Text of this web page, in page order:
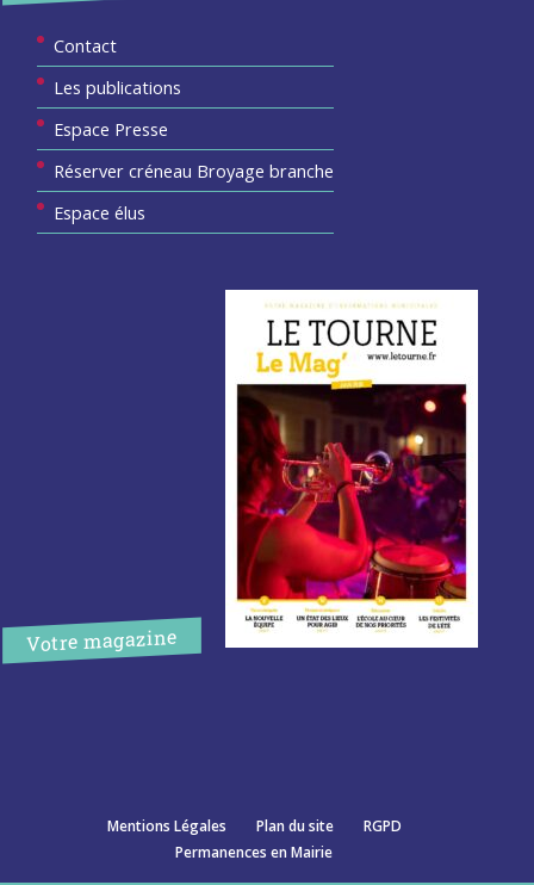
Contact
Les publications
Espace Presse
Réserver créneau Broyage branche
Espace élus
Votre magazine
Mentions Légales Plan du site
RGPD
Permanences en Mairie